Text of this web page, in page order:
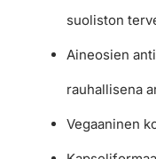
suoliston
Aineosien
rauhallisena
Vegaaninen